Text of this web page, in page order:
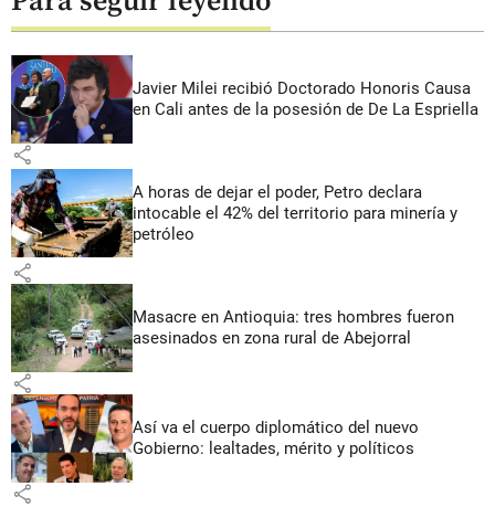
Javier Milei recibió Doctorado Honoris Causa
en Cali antes de la posesión de De La Espriella
share
A horas de dejar el poder, Petro declara
intocable el 42% del territorio para minería y
petróleo
share
Masacre en Antioquia: tres hombres fueron
asesinados en zona rural de Abejorral
share
Así va el cuerpo diplomático del nuevo
Gobierno: lealtades, mérito y políticos
share